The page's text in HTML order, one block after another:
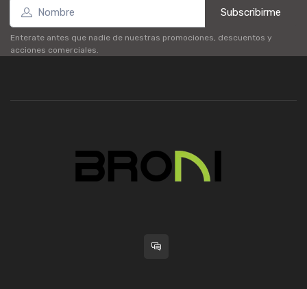
Subscribirme
Enterate antes que nadie de nuestras promociones, descuentos y
acciones comerciales.